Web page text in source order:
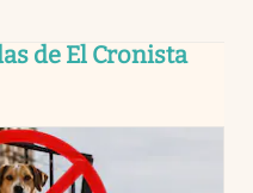
de El Cronista